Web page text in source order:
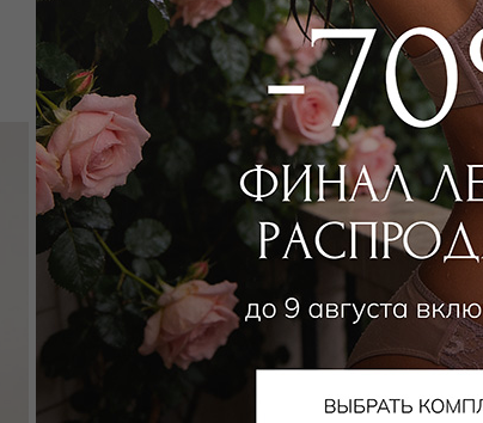
7 500₽ |+ 375 бонусов
+ 1 цвет